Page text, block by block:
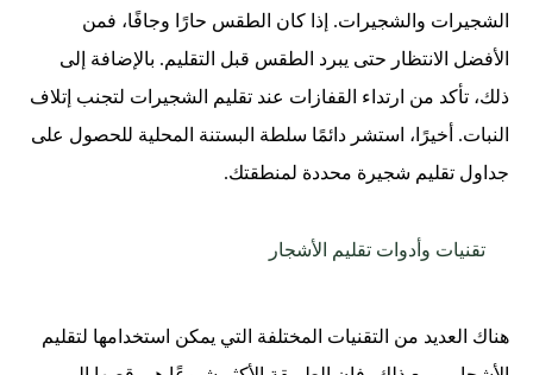
الشجيرات والشجيرات. إذا كان الطقس حارًا وجافًا، فمن
الأفضل الانتظار حتى يبرد الطقس قبل التقليم. بالإضافة إلى
ذلك، تأكد من ارتداء القفازات عند تقليم الشجيرات لتجنب إتلاف
النبات. أخيرًا، استشر دائمًا سلطة البستنة المحلية للحصول على
جداول تقليم شجيرة محددة لمنطقتك.
تقنيات وأدوات تقليم الأشجار
هناك العديد من التقنيات المختلفة التي يمكن استخدامها لتقليم